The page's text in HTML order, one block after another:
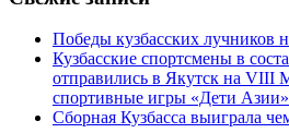
Победы кузбасских лучников
Кузбасские спортсмены в
отправились в Якутск на VIII
спортивные игры «Дети Азии»
Сборная Кузбасса выиграла